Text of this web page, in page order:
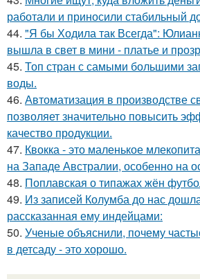
работали и приносили стабильный
44. "Я бы Ходила так Всегда":
вышла в свет в мини - платье и
45. Топ стран с самыми большими
воды.
46. Автоматизация в производстве
позволяет значительно повысить
качество продукции.
47. Квокка - это маленькое
на Западе Австралии, особенно на
48. Поплавская о типажах жён
49. Из записей Колумба до нас
рассказанная ему индейцами:
50. Ученые объяснили, почему
в детсаду - это хорошо.